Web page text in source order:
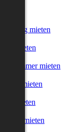
mieten
mieten
Zimmer mieten
mieten
mieten